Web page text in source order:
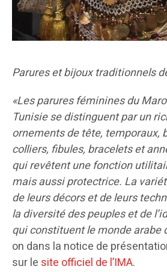
Parures et bijoux traditionnels
«Les parures féminines du
Tunisie se distinguent par un
ornements de tête, temporaux,
colliers, fibules, bracelets et
qui revêtent une fonction
mais aussi protectrice. La
de leurs décors et de leurs
la diversité des peuples et de
qui constituent le monde arabe
on dans la notice de
sur le site officiel de l’IMA.